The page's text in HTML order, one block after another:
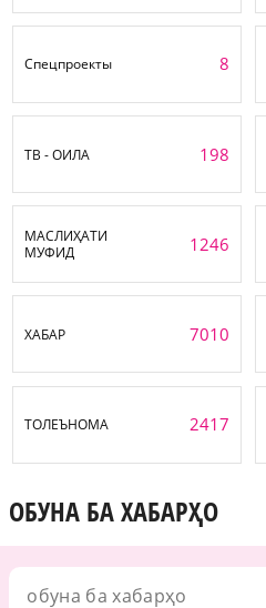
Спецпроекты 8
ТВ - ОИЛА 198
МАСЛИҲАТИ
МУФИД
1246
ХАБАР 7010
ТОЛЕЪНОМА 2417
ОБУНА БА ХАБАРҲО